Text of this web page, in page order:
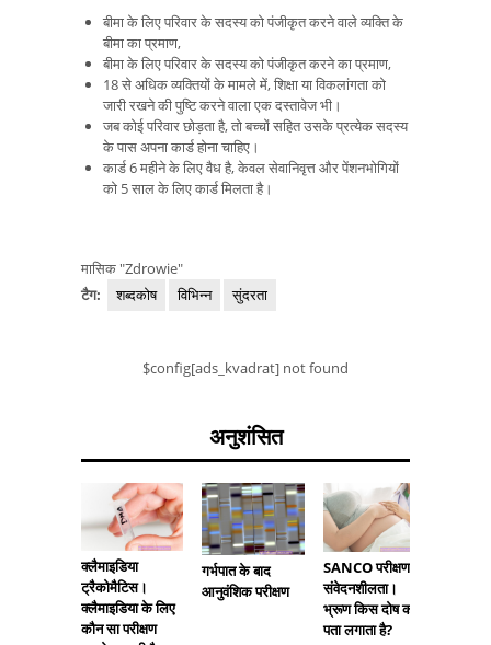
बीमा के लिए परिवार के सदस्य को पंजीकृत करने वाले व्यक्ति के
बीमा का प्रमाण,
बीमा के लिए परिवार के सदस्य को पंजीकृत करने का प्रमाण,
18 से अधिक व्यक्तियों के मामले में, शिक्षा या विकलांगता को
जारी रखने की पुष्टि करने वाला एक दस्तावेज भी।
जब कोई परिवार छोड़ता है, तो बच्चों सहित उसके प्रत्येक सदस्य
के पास अपना कार्ड होना चाहिए।
कार्ड 6 महीने के लिए वैध है, केवल सेवानिवृत्त और पेंशनभोगियों
को 5 साल के लिए कार्ड मिलता है।
मासिक "Zdrowie"
टैग:
शब्दकोष विभिन्न सुंदरता
$config[ads_kvadrat] not found
अनुशंसित
क्लैमाइडिया
ट्रैकोमैटिस।
क्लैमाइडिया के लिए
कौन सा परीक्षण
गर्भपात के बाद
आनुवंशिक परीक्षण
SANCO परीक्षण -
संवेदनशीलता।
भ्रूण किस दोष का
पता लगाता है?